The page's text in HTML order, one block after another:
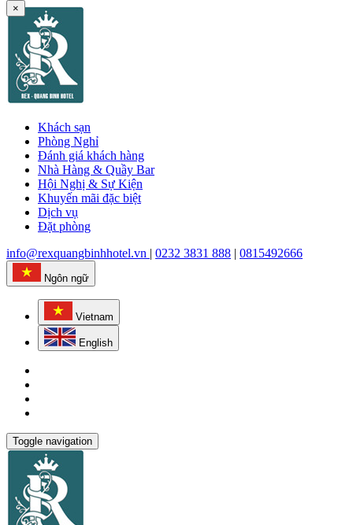
Khách sạn
Phòng Nghỉ
Đánh giá khách hàng
Nhà Hàng & Quầy Bar
Hội Nghị & Sự Kiện
Khuyến mãi đặc biệt
Dịch vụ
Đặt phòng
info@rexquangbinhhotel.vn | 0232 3831 888 | 0815492666
Ngôn ngữ
Vietnam
English
Toggle navigation
×